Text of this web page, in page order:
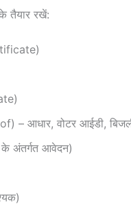
तैयार रखें:
– आधार, वोटर आईडी,
के अंतर्गत आवेदन)